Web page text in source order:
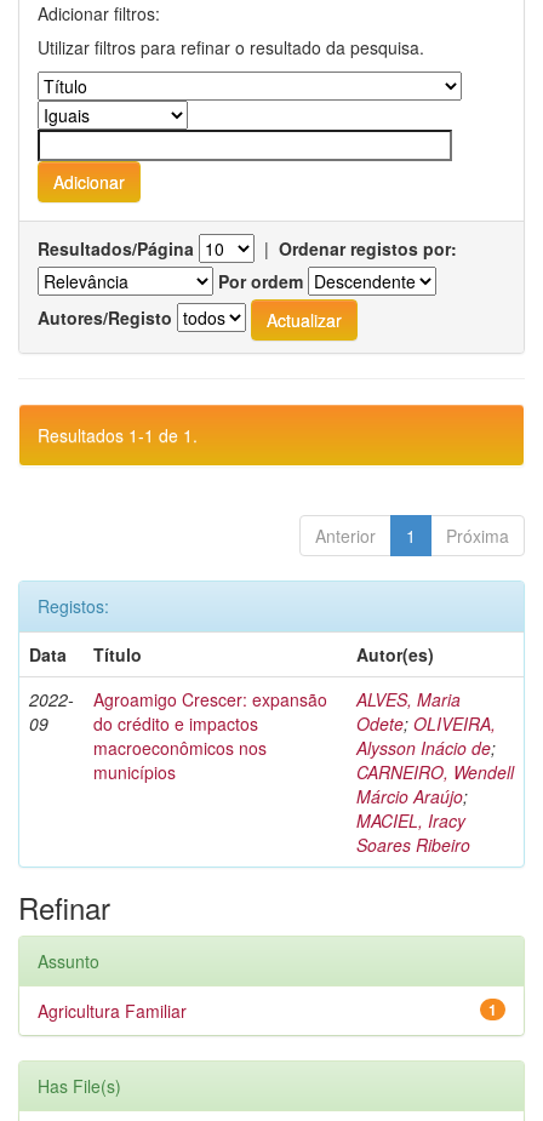
Adicionar filtros:
Utilizar filtros para refinar o resultado da pesquisa.
Resultados/Página | Ordenar registos por:
Por ordem
Autores/Registo
Resultados 1-1 de 1.
Anterior 1 Próxima
Registos:
Data
Título
Autor(es)
2022-
09
Agroamigo Crescer: expansão
do crédito e impactos
macroeconômicos nos
municípios
ALVES, Maria
Odete; OLIVEIRA,
Alysson Inácio de;
CARNEIRO, Wendell
Márcio Araújo;
MACIEL, Iracy
Soares Ribeiro
Refinar
Assunto
1
Agricultura Familiar
Has File(s)